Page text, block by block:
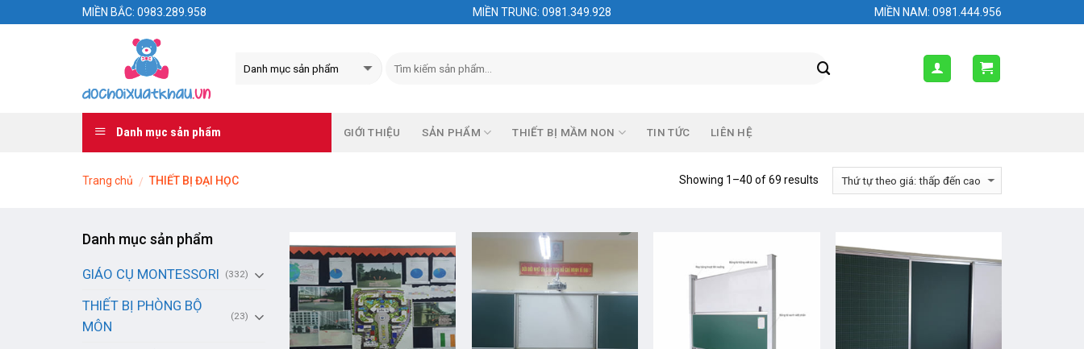
MIỀN BẮC: 0983.289.958 MIỀN TRUNG: 0981.349.928 MIỀN NAM: 0981.444.956
Danh mục sản phẩm GIỚI THIỆU SẢN PHẨM THIẾT BỊ MẦM NON TIN TỨC LIÊN HỆ
Trang chủ / THIẾT BỊ ĐẠI HỌC Showing 1–40 of 69 results
Danh mục sản phẩm
GIÁO CỤ MONTESSORI (332)
THIẾT BỊ PHÒNG BỘ
MÔN
(23)